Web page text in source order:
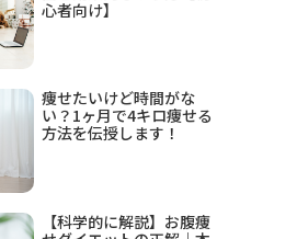
心者向け】
痩せたいけど時間がな
い？1ヶ月で4キロ痩せる
方法を伝授します！
【科学的に解説】お腹痩